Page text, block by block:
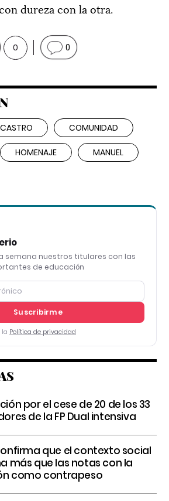
dureza con la otra.
0 0
CASTRO COMUNIDAD
HOMENAJE MANUEL
semana nuestros titulares con las
de educación
Suscribirme
la Política de privacidad
por el cese de 20 de los 33
de la FP Dual intensiva
que el contexto social
más que las notas con la
como contrapeso